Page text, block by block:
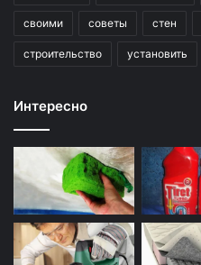
своими советы стен
строительство установить
Интересно